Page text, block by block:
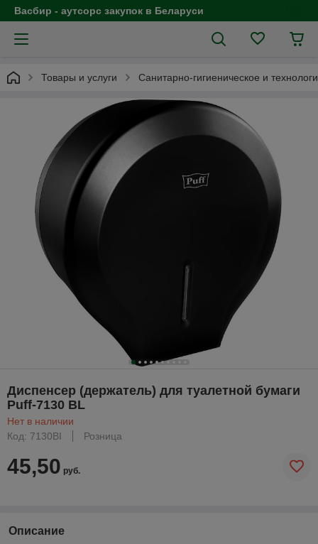
Васбир - аутсорс закупок в Беларуси
Товары и услуги Санитарно-гигиеническое и
Диспенсер (держатель) для туалетной бумаги
Puff-7130 BL
Нет в наличии
Код: 7130BI
Розница
45,50 руб.
Описание